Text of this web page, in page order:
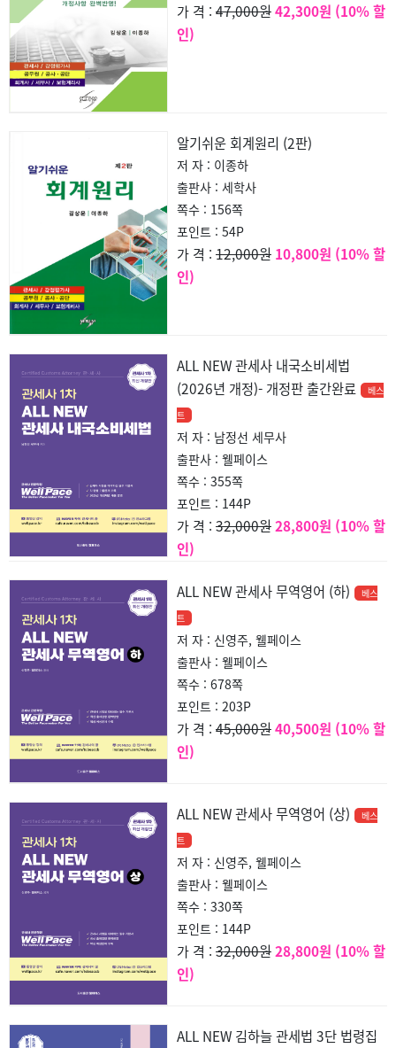
가 격 : 47,000원42,300원 (10% 할
인)
알기쉬운 회계원리 (2판)
저 자 : 이종하
출판사 : 세학사
쪽수 : 156쪽
포인트 : 54P
가 격 : 12,000원 10,800원 (10% 할
인)
ALL NEW 관세사 내국소비세법
(2026년 개정)- 개정판 출간완료
베스
트
저 자 : 남정선 세무사
출판사 : 웰페이스
쪽수 : 355쪽
포인트 : 144P
가 격 : 32,000원28,800원 (10% 할
인)
ALL NEW 관세사 무역영어 (하)
베스
트
저 자 : 신영주, 웰페이스
출판사 : 웰페이스
쪽수 : 678쪽
포인트 : 203P
가 격 : 45,000원40,500원 (10% 할
인)
ALL NEW 관세사 무역영어 (상)
베스
트
저 자 : 신영주, 웰페이스
출판사 : 웰페이스
쪽수 : 330쪽
포인트 : 144P
가 격 : 32,000원28,800원 (10% 할
인)
ALL NEW 김하늘 관세법 3단 법령집